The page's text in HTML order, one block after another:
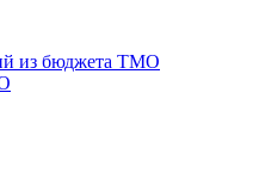
из бюджета ТМО